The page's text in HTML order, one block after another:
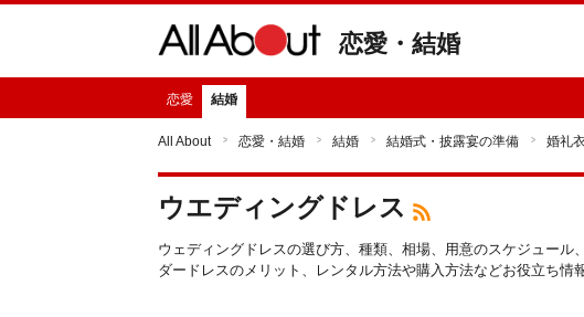
恋愛・結婚
恋愛 結婚
All About 恋愛・結婚 結婚 結婚式・披露宴の準備 婚礼
ウエディングドレス
ウェディングドレスの選び方、種類、相場、用意のスケジュール
ダードレスのメリット、レンタル方法や購入方法などお役立ち情